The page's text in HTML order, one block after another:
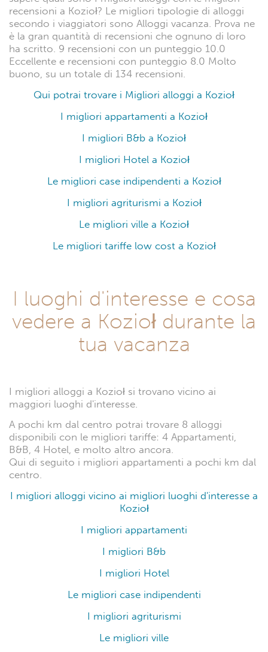
recensioni a Kozioł? Le migliori tipologie di alloggi
secondo i viaggiatori sono Alloggi vacanza. Prova ne
è la gran quantità di recensioni che ognuno di loro
ha scritto. 9 recensioni con un punteggio 10.0
Eccellente e recensioni con punteggio 8.0 Molto
buono, su un totale di 134 recensioni.
Qui potrai trovare i Migliori alloggi a Kozioł
I migliori appartamenti a Kozioł
I migliori B&b a Kozioł
I migliori Hotel a Kozioł
Le migliori case indipendenti a Kozioł
I migliori agriturismi a Kozioł
Le migliori ville a Kozioł
Le migliori tariffe low cost a Kozioł
I luoghi d'interesse e cosa
vedere a Kozioł durante la
tua vacanza
I migliori alloggi a Kozioł si trovano vicino ai
maggiori luoghi d'interesse.
A pochi km dal centro potrai trovare 8 alloggi
disponibili con le migliori tariffe: 4 Appartamenti,
B&B, 4 Hotel, e molto altro ancora.
Qui di seguito i migliori appartamenti a pochi km dal
centro.
I migliori alloggi vicino ai migliori luoghi d'interesse a
Kozioł
I migliori appartamenti
I migliori B&b
I migliori Hotel
Le migliori case indipendenti
I migliori agriturismi
Le migliori ville